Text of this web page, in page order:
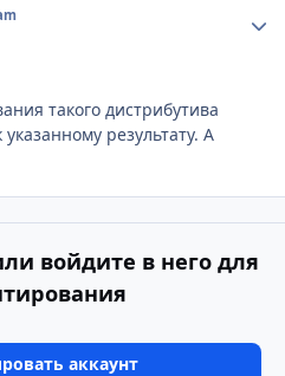
такого дистрибутива
результату. А
войдите в него для
аккаунт